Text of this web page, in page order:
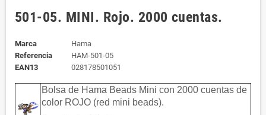
501-05. MINI. Rojo. 2000 cuentas.
Marca
Hama
Referencia
HAM-501-05
EAN13
028178501051
Bolsa de Hama Beads Mini con 2000 cuentas de
color ROJO (red mini beads).